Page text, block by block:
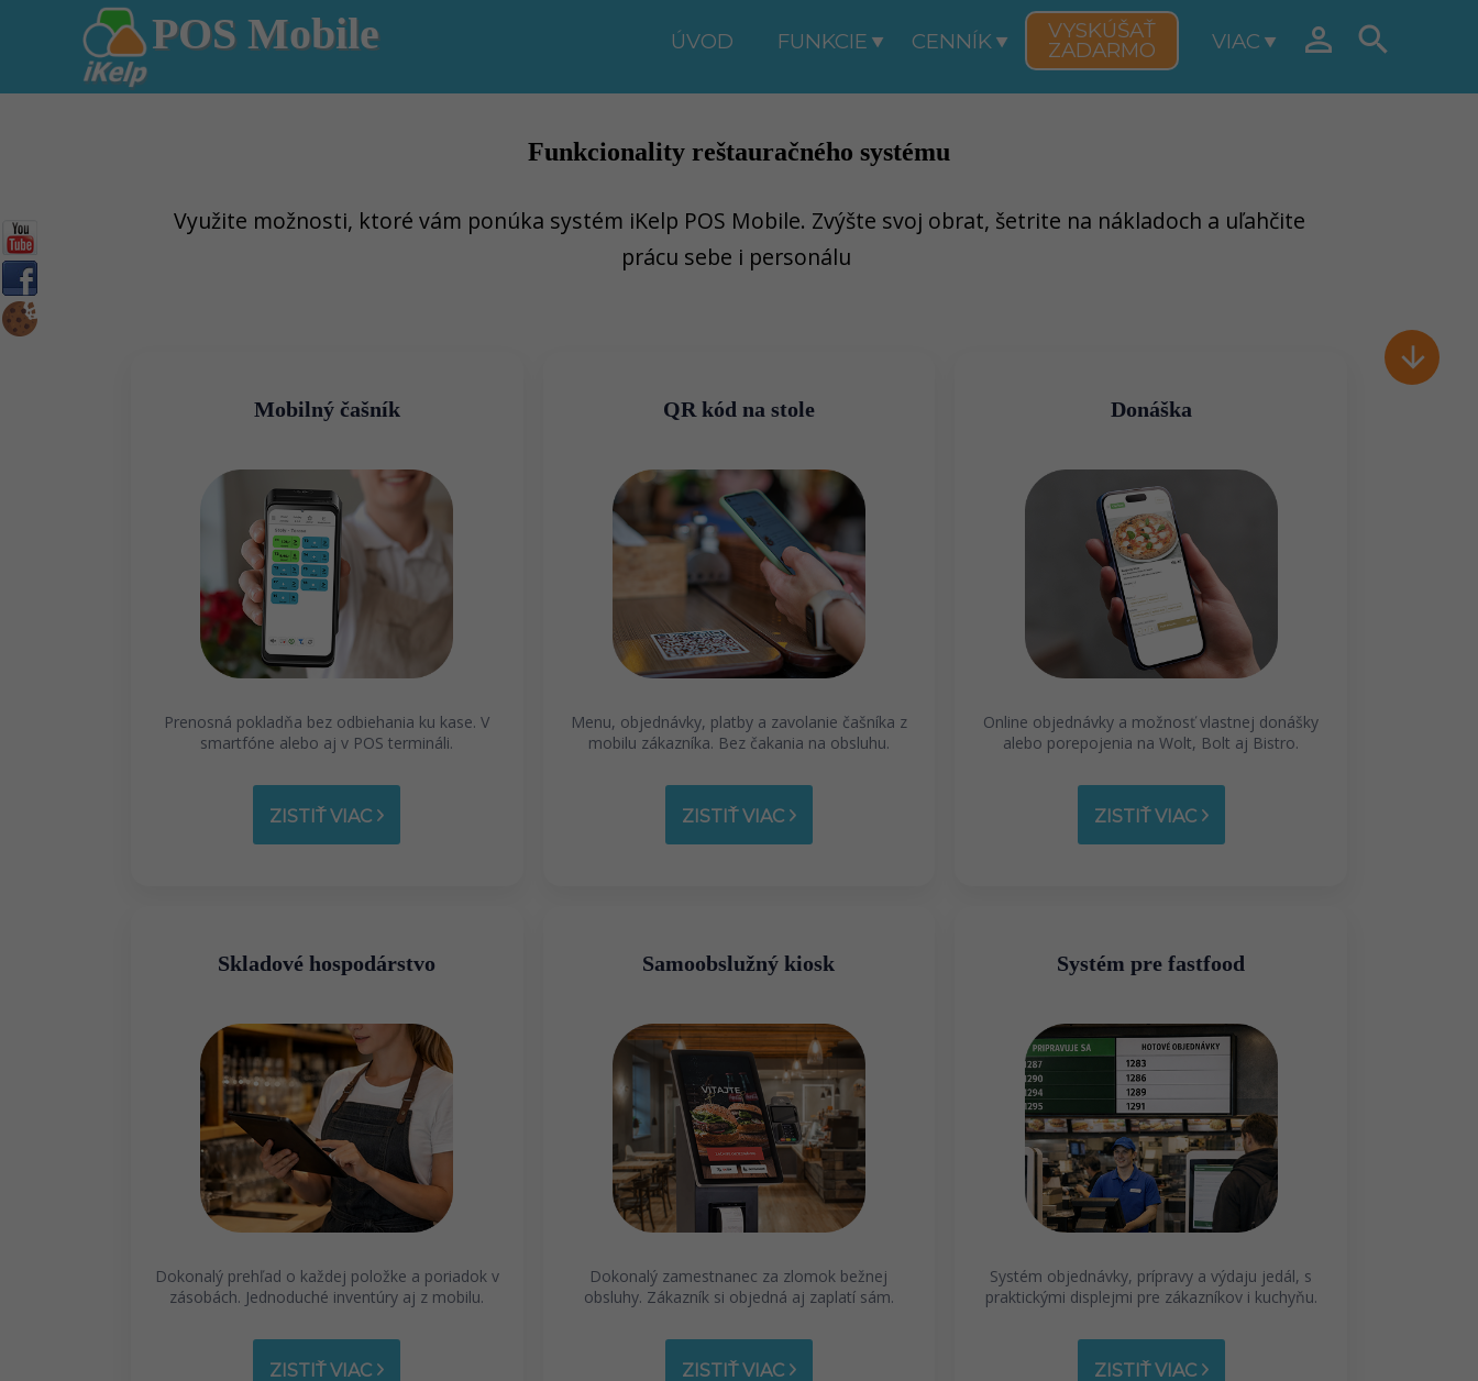
POS Mobile ÚVOD FUNKCIE CENNÍK VYSKÚŠAŤ
ZADARMO VIAC  

Funkcionality reštauračného systému
Využite možnosti, ktoré vám ponúka systém iKelp POS Mobile. Zvýšte svoj obrat, šetrite na nákladoch a uľahčite
prácu sebe i personálu
Mobilný čašník
Prenosná pokladňa bez odbiehania ku kase. V
smartfóne alebo aj v POS termináli.
ZISTIŤ VIAC
QR kód na stole
Menu, objednávky, platby a zavolanie čašníka z
mobilu zákazníka. Bez čakania na obsluhu.
ZISTIŤ VIAC
Donáška
Online objednávky a možnosť vlastnej donášky
alebo porepojenia na Wolt, Bolt aj Bistro.
ZISTIŤ VIAC
Skladové hospodárstvo
Dokonalý prehľad o každej položke a poriadok v
zásobách. Jednoduché inventúry aj z mobilu.
ZISTIŤ VIAC
Samoobslužný kiosk
Dokonalý zamestnanec za zlomok bežnej
obsluhy. Zákazník si objedná aj zaplatí sám.
ZISTIŤ VIAC
Systém pre fastfood
Systém objednávky, prípravy a výdaju jedál, s
praktickými displejmi pre zákazníkov i kuchyňu.
ZISTIŤ VIAC